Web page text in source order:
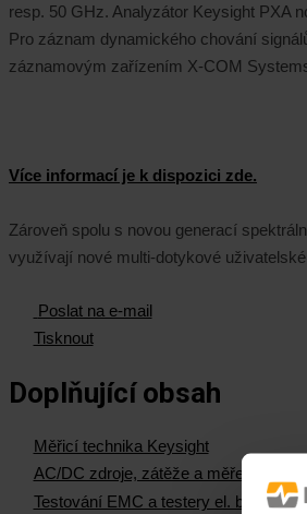
resp. 50 GHz. Analyzátor Keysight PXA
Pro záznam dynamického chování
záznamovým zařízením X-COM
Více informací je k dispozici zde.
Zároveň spolu s novou generací
využívají nové multi-dotykové
Poslat na e-mail
Tisknout
Doplňující obsah
Měřicí technika Keysight
AC/DC zdroje, zátěže a měření el.
Testování EMC a testery el.